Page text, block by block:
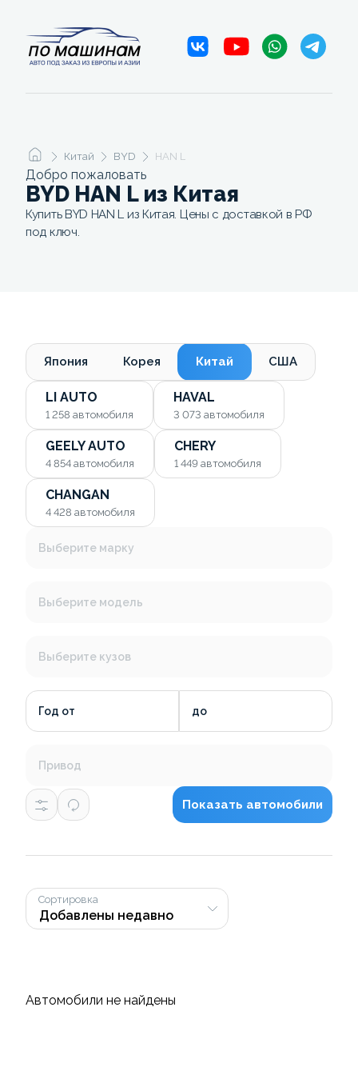
Китай BYD HAN L
Добро пожаловать
BYD HAN L из Китая
Купить BYD HAN L из Китая. Цены с доставкой в РФ
под ключ.
Япония Корея Китай США
LI AUTO
1 258 автомобиля
HAVAL
3 073 автомобиля
GEELY AUTO
4 854 автомобиля
CHERY
1 449 автомобиля
CHANGAN
4 428 автомобиля
Выберите марку
Выберите модель
Выберите кузов
Год от до
Привод
Показать автомобили
Сортировка
Автомобили не найдены